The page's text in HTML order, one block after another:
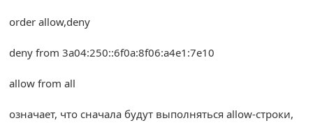
order allow,deny
deny from 3a04:250::6f0a:8f06:a4e1:7e10
allow from all
означает, что сначала будут выполняться allow-строки,